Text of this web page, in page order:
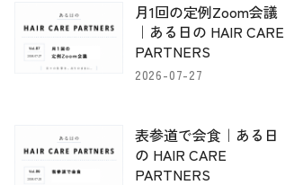
月1回の定例Zoom会議
｜ある日の HAIR CARE
PARTNERS
2026-07-27
表参道で会食｜ある日
の HAIR CARE
PARTNERS